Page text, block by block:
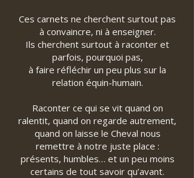
Ces carnets ne cherchent surtout pas
à convaincre, ni à enseigner.
Ils cherchent surtout à raconter et
parfois, pourquoi pas,
à faire réfléchir un peu plus sur la
relation équin-humain.
Raconter ce qui se vit quand on
ralentit, quand on regarde autrement,
quand on laisse le Cheval nous
remettre à notre juste place :
présents, humbles… et un peu moins
certains de tout savoir qu’avant.